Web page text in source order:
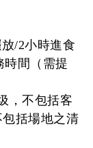
放/2小時進食
時間（需提
，不包括客
括場地之清